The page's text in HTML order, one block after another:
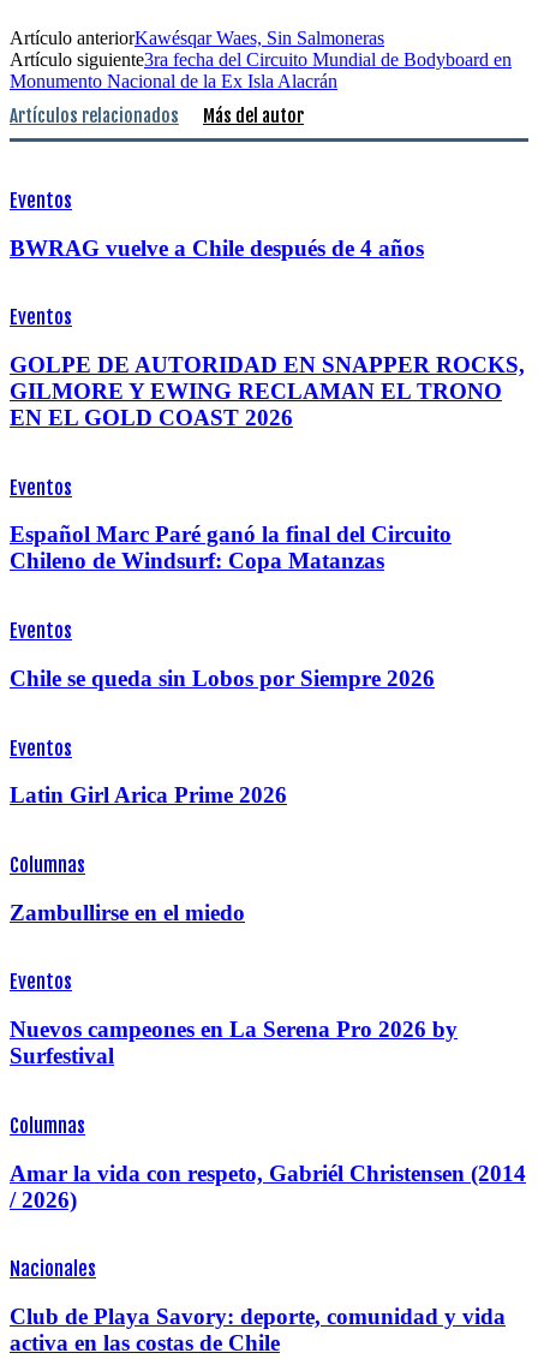
Artículo anteriorKawésqar Waes, Sin Salmoneras
Artículo siguiente3ra fecha del Circuito Mundial de Bodyboard en
Monumento Nacional de la Ex Isla Alacrán
Artículos relacionados Más del autor
Eventos
BWRAG vuelve a Chile después de 4 años
Eventos
GOLPE DE AUTORIDAD EN SNAPPER ROCKS,
GILMORE Y EWING RECLAMAN EL TRONO
EN EL GOLD COAST 2026
Eventos
Español Marc Paré ganó la final del Circuito
Chileno de Windsurf: Copa Matanzas
Eventos
Chile se queda sin Lobos por Siempre 2026
Eventos
Latin Girl Arica Prime 2026
Columnas
Zambullirse en el miedo
Eventos
Nuevos campeones en La Serena Pro 2026 by
Surfestival
Columnas
Amar la vida con respeto, Gabriél Christensen (2014
/ 2026)
Nacionales
Club de Playa Savory: deporte, comunidad y vida
activa en las costas de Chile